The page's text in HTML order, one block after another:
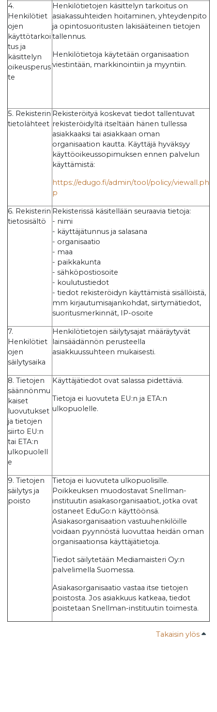
4.
Henkilötiet
ojen
käyttötarkoi
tus ja
käsittelyn
oikeusperus
te
Henkilötietojen käsittelyn tarkoitus on
asiakassuhteiden hoitaminen, yhteydenpito
ja opintosuoritusten lakisääteinen tietojen
tallennus.
Henkilötietoja käytetään organisaation
viestintään, markkinointiin ja myyntiin.
5. Rekisterin
tietolähteet
Rekisteröityä koskevat tiedot tallentuvat
rekisteröidyltä itseltään hänen tullessa
asiakkaaksi tai asiakkaan oman
organisaation kautta. Käyttäjä hyväksyy
käyttöoikeussopimuksen ennen palvelun
käyttämistä:
https://edugo.fi/admin/tool/policy/viewall.ph
p
6. Rekisterin
tietosisältö
Rekisterissä käsitellään seuraavia tietoja:
- nimi
- käyttäjätunnus ja salasana
- organisaatio
- maa
- paikkakunta
- sähköpostiosoite
- koulutustiedot
- tiedot rekisteröidyn käyttämistä sisällöistä,
mm kirjautumisajankohdat, siirtymätiedot,
suoritusmerkinnät, IP-osoite
7.
Henkilötiet
ojen
säilytysaika
Henkilötietojen säilytysajat määräytyvät
lainsäädännön perusteella
asiakkuussuhteen mukaisesti.
8. Tietojen
säännönmu
kaiset
luovutukset
ja tietojen
siirto EU:n
tai ETA:n
ulkopuolell
e
Käyttäjätiedot ovat salassa pidettäviä.
Tietoja ei luovuteta EU:n ja ETA:n
ulkopuolelle.
9. Tietojen
säilytys ja
poisto
Tietoja ei luovuteta ulkopuolisille.
Poikkeuksen muodostavat Snellman-
instituutin asiakasorganisaatiot, jotka ovat
ostaneet EduGo:n käyttöönsä.
Asiakasorganisaation vastuuhenkilöille
voidaan pyynnöstä luovuttaa heidän oman
organisaationsa käyttäjätietoja.
Tiedot säilytetään Mediamaisteri Oy:n
palvelimella Suomessa.
Asiakasorganisaatio vastaa itse tietojen
poistosta. Jos asiakkuus katkeaa, tiedot
poistetaan Snellman-instituutin toimesta.
Takaisin ylös